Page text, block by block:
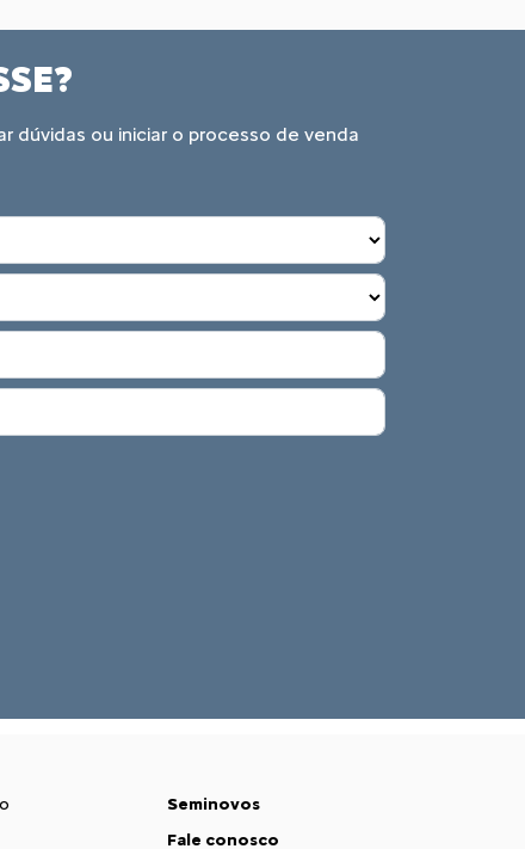
ou iniciar o processo de venda
Seminovos
Fale conosco